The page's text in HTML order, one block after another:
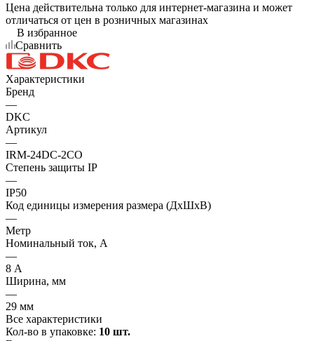
Цена действительна только для интернет-магазина и может
отличаться от цен в розничных магазинах
В избранное
Сравнить
Характеристики
Бренд
—
DKC
Артикул
—
IRM-24DC-2CO
Степень защиты IP
—
IP50
Код единицы измерения размера (ДхШхВ)
—
Метр
Номинальный ток, А
—
8 А
Ширина, мм
—
29 мм
Все характеристики
Кол-во в упаковке: 10 шт.